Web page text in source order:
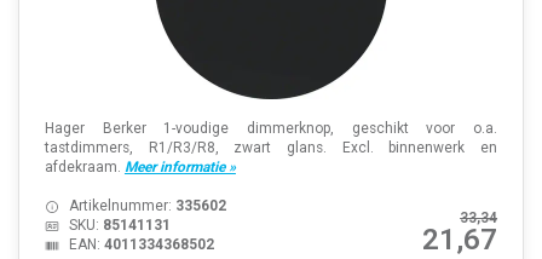
Hager Berker 1-voudige dimmerknop, geschikt voor o.a.
tastdimmers, R1/R3/R8, zwart glans. Excl. binnenwerk en
afdekraam. Meer informatie »
33,34
21,67
Artikelnummer: 335602
SKU: 85141131
EAN: 4011334368502